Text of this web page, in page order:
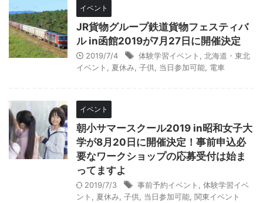
イベント
JR貨物グループ鉄道貨物フェスティバ
ル in函館2019が7月27日に開催決定
2019/7/4 体験学習イベント
北海道・東北
イベント
夏休み 子供 当日参加可能 電車
イベント
朝小サマースクール2019 in昭和女子大
学が8月20日に開催決定！事前申込必
要なワークショップの応募受付は始ま
ってますよ
2019/7/3 事前予約イベント
体験学習イベ
ント
夏休み 子供 当日参加可能 関東イベント